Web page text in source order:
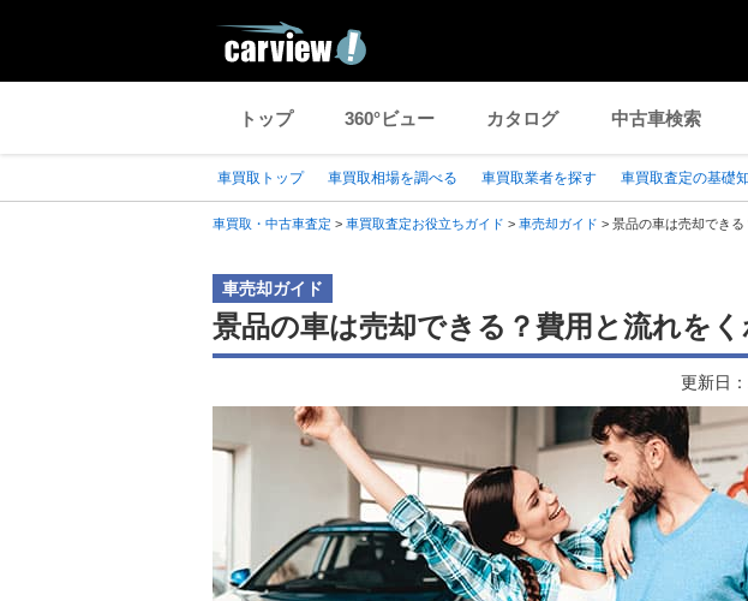
トップ 360°ビュー カタログ 中古車検索
車買取トップ 車買取相場を調べる 車買取業者を探す 車買取査定の基礎
車買取・中古車査定 > 車買取査定お役立ちガイド > 車売却ガイド > 景品の車は売却でき
車売却ガイド
景品の車は売却できる？費用と流れを
更新日：